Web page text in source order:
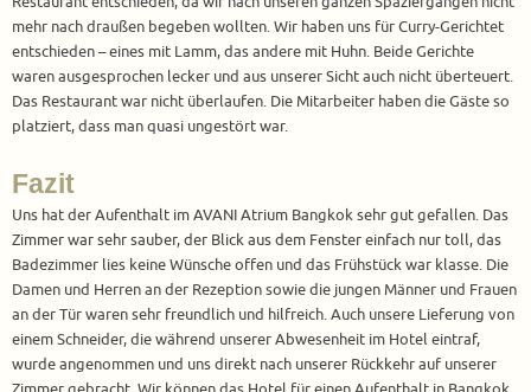
mehr nach draußen begeben wollten. Wir haben uns für Curry-Gerichtet
entschieden – eines mit Lamm, das andere mit Huhn. Beide Gerichte
waren ausgesprochen lecker und aus unserer Sicht auch nicht überteuert.
Das Restaurant war nicht überlaufen. Die Mitarbeiter haben die Gäste so
platziert, dass man quasi ungestört war.
Fazit
Uns hat der Aufenthalt im AVANI Atrium Bangkok sehr gut gefallen. Das
Zimmer war sehr sauber, der Blick aus dem Fenster einfach nur toll, das
Badezimmer lies keine Wünsche offen und das Frühstück war klasse. Die
Damen und Herren an der Rezeption sowie die jungen Männer und Frauen
an der Tür waren sehr freundlich und hilfreich. Auch unsere Lieferung von
einem Schneider, die während unserer Abwesenheit im Hotel eintraf,
wurde angenommen und uns direkt nach unserer Rückkehr auf unserer